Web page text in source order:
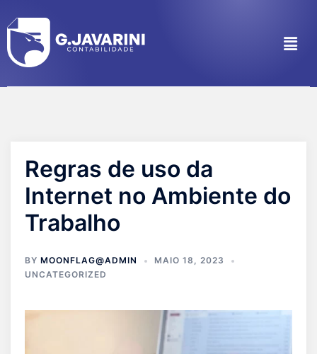
Regras de uso da
Internet no Ambiente do
Trabalho
BY MOONFLAG@ADMIN
MAIO 18, 2023
UNCATEGORIZED